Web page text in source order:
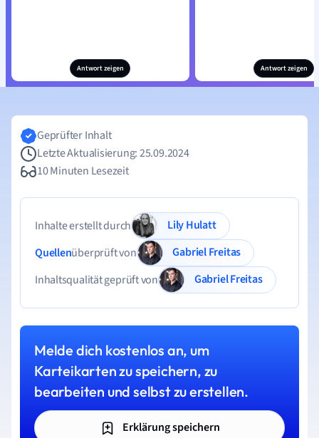
Antwort zeigen Antwort zeigen
Geprüfter Inhalt
Letzte Aktualisierung: 25.09.2024
10 Minuten Lesezeit
Inhalte erstellt durch
Lily Hulatt
Quellenüberprüft von
Gabriel Freitas
Inhaltsqualität geprüft von
Gabriel Freitas
Melde dich kostenlos an, um
Karteikarten zu speichern, zu
bearbeiten und selbst zu erstellen.
Erklärung speichern